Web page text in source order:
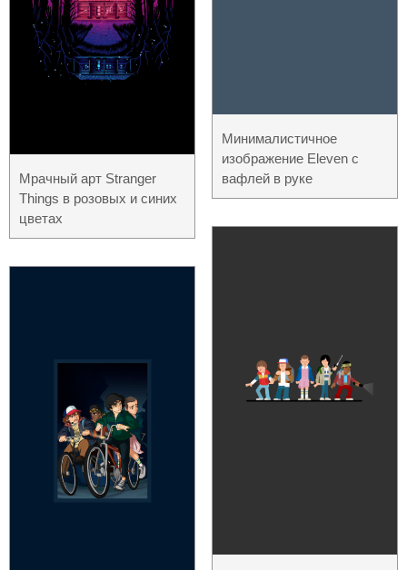
Мрачный арт Stranger
Things в розовых и синих
цветах
Минималистичное
изображение Eleven с
вафлей в руке